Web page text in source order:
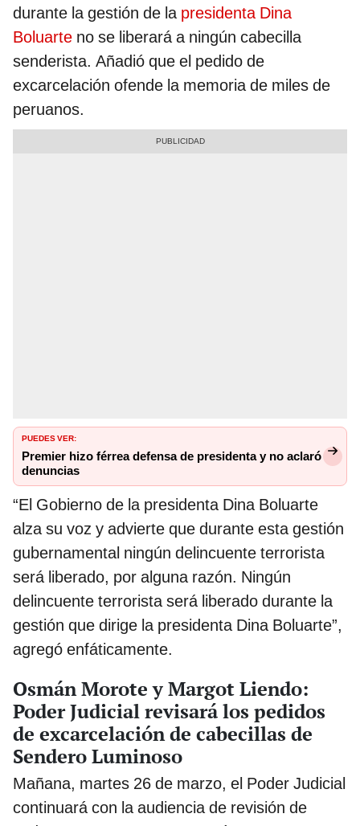
durante la gestión de la presidenta Dina
Boluarte no se liberará a ningún cabecilla
senderista. Añadió que el pedido de
excarcelación ofende la memoria de miles de
peruanos.
PUEDES VER:
Premier hizo férrea defensa de presidenta y no aclaró
denuncias
“El Gobierno de la presidenta Dina Boluarte
alza su voz y advierte que durante esta gestión
gubernamental ningún delincuente terrorista
será liberado, por alguna razón. Ningún
delincuente terrorista será liberado durante la
gestión que dirige la presidenta Dina Boluarte”,
agregó enfáticamente.
Osmán Morote y Margot Liendo:
Poder Judicial revisará los pedidos
de excarcelación de cabecillas de
Sendero Luminoso
Mañana, martes 26 de marzo, el Poder Judicial
continuará con la audiencia de revisión de